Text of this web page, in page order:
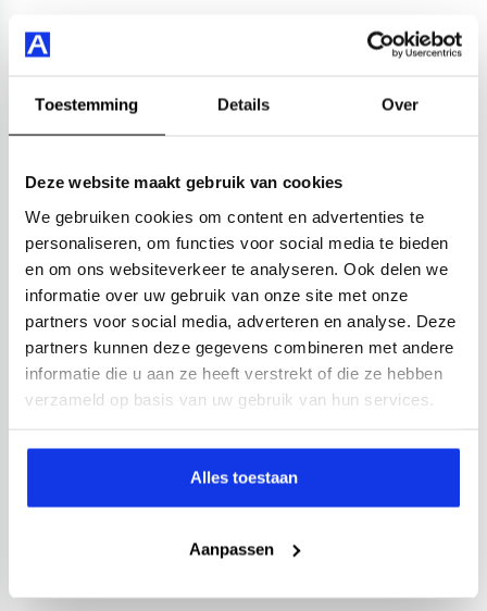
Toestemming Details Over
Deze website maakt gebruik van cookies
We gebruiken cookies om content en advertenties te
personaliseren, om functies voor social media te bieden
en om ons websiteverkeer te analyseren. Ook delen we
informatie over uw gebruik van onze site met onze
partners voor social media, adverteren en analyse. Deze
partners kunnen deze gegevens combineren met andere
informatie die u aan ze heeft verstrekt of die ze hebben
verzameld op basis van uw gebruik van hun services.
Alles toestaan
Aanpassen